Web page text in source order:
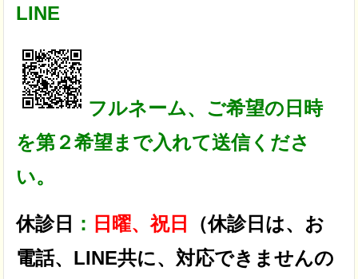
LINE
フルネーム、ご希望の日時
を第２希望まで入れて送信くださ
い。
休診日 ： 日曜、祝日
（休診日は、お
電話、LINE共に、対応できませんの